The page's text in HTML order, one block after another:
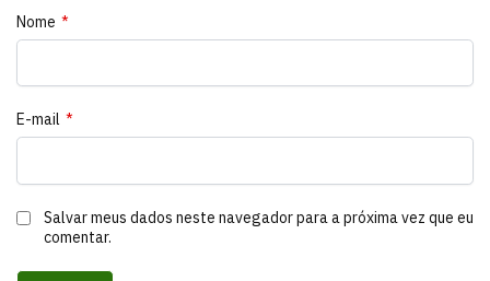
Nome *
E-mail *
Salvar meus dados neste navegador para a próxima vez que eu
comentar.